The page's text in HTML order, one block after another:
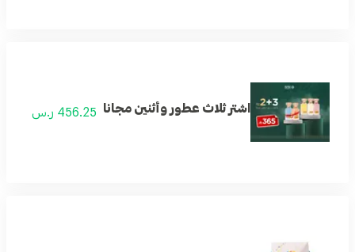
اشتر ثلاث عطور وأثنين مجانا 456.25 ر.س